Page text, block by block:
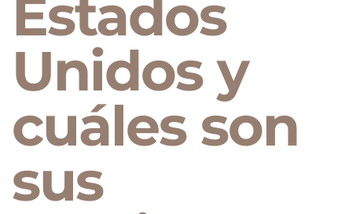
Estados
Unidos y
cuáles son
sus